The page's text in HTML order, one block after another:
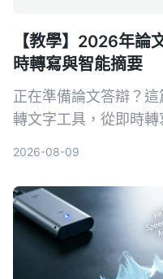
【教學】2026年論
時轉寫與智能摘要
正在準備論文答辯？
轉文字工具，從即時
2026-08-09